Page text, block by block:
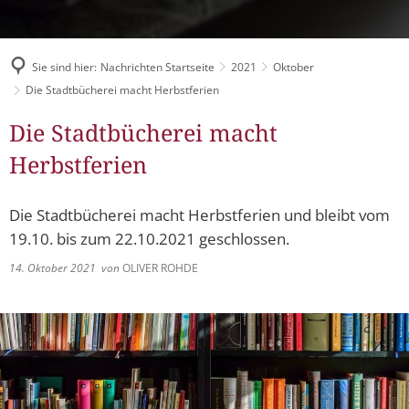
Konzertsaal LMAH
Schlitzer Geschichten
Sie sind hier: Nachrichten Startseite 2021
Oktober
Die Stadtbücherei macht Herbstferien
Die Stadtbücherei macht
Herbstferien
Die Stadtbücherei macht Herbstferien und bleibt vom
19.10. bis zum 22.10.2021 geschlossen.
14. Oktober 2021 vonOLIVER ROHDE